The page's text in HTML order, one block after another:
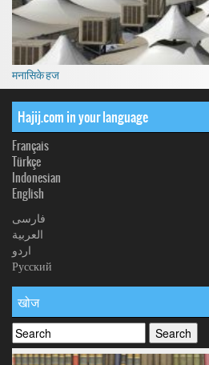
मनासिके हज
Hajij.com in your language
Français
Türkçe
Indonesian
English
فارسی
العربیة
اردو
Русский
खोज